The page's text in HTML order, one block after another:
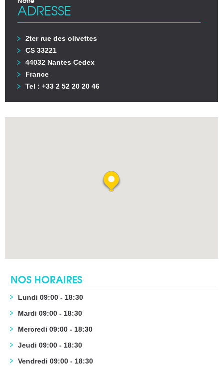
ADRESSE
2ter rue des olivettes
CS 33221
44032 Nantes Cedex
France
Tel : +33 2 52 20 20 46
NOS HORAIRES
Lundi 09:00 - 18:30
Mardi 09:00 - 18:30
Mercredi 09:00 - 18:30
Jeudi 09:00 - 18:30
Vendredi 09:00 - 18:30